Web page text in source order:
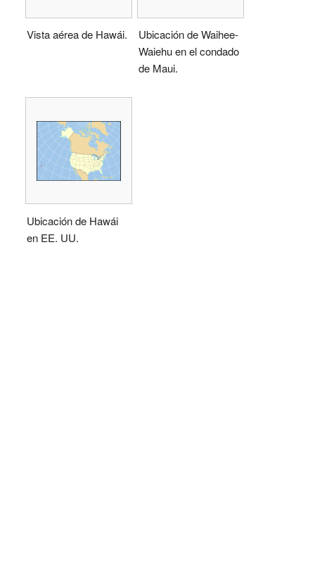
Vista aérea de Hawái.
Ubicación de Waihee-
Waiehu en el condado
de Maui.
Ubicación de Hawái
en EE. UU.